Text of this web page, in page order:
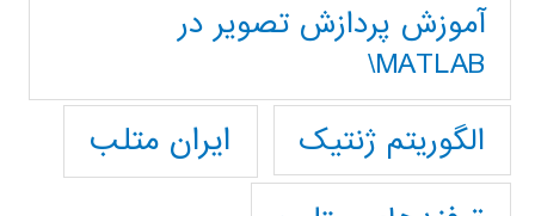
آموزش پردازش تصوير در
MATLAB\
الگوریتم ژنتیک
ایران متلب